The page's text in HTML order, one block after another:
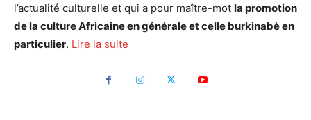
l’actualité culturelle et qui a pour maître-mot la promotion
de la culture Africaine en générale et celle burkinabè en
particulier. Lire la suite